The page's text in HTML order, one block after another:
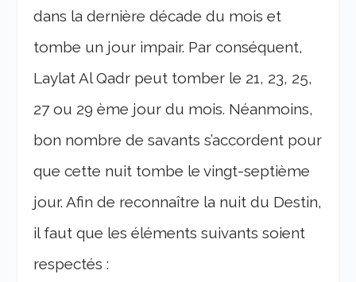
dans la dernière décade du mois et
tombe un jour impair. Par conséquent,
Laylat Al Qadr peut tomber le 21, 23, 25,
27 ou 29 ème jour du mois. Néanmoins,
bon nombre de savants s’accordent pour
que cette nuit tombe le vingt-septième
jour. Afin de reconnaître la nuit du Destin,
il faut que les éléments suivants soient
respectés :